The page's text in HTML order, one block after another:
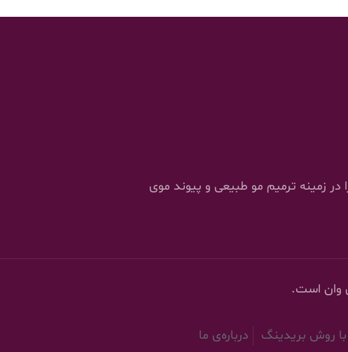
و اجرا در زمینه ترمیم مو طبیعی و پیوند موی
وان است.
با روش بریدینگ درباره‌ی ما